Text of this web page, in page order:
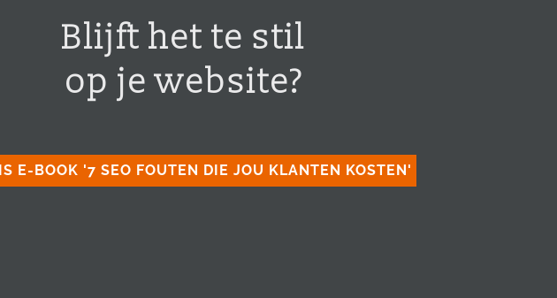
Blijft het te stil
op je website?
E-BOOK '7 SEO FOUTEN DIE JOU KLANTEN KOSTEN'